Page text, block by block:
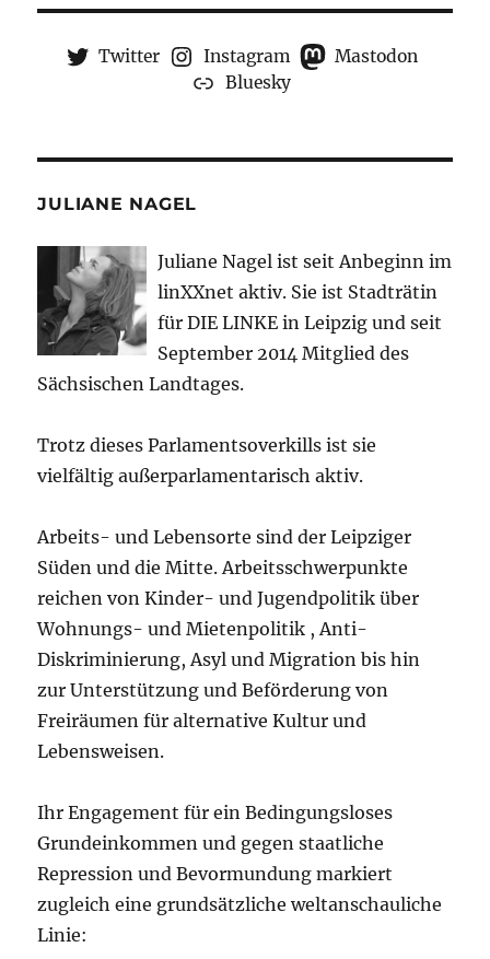
Twitter Instagram
Mastodon
Bluesky
JULIANE NAGEL
Juliane Nagel ist seit Anbeginn im
linXXnet aktiv. Sie ist Stadträtin
für DIE LINKE in Leipzig und seit
September 2014 Mitglied des
Sächsischen Landtages.
Trotz dieses Parlamentsoverkills ist sie
vielfältig außerparlamentarisch aktiv.
Arbeits- und Lebensorte sind der Leipziger
Süden und die Mitte. Arbeitsschwerpunkte
reichen von Kinder- und Jugendpolitik über
Wohnungs- und Mietenpolitik , Anti-
Diskriminierung, Asyl und Migration bis hin
zur Unterstützung und Beförderung von
Freiräumen für alternative Kultur und
Lebensweisen.
Ihr Engagement für ein Bedingungsloses
Grundeinkommen und gegen staatliche
Repression und Bevormundung markiert
zugleich eine grundsätzliche weltanschauliche
Linie: